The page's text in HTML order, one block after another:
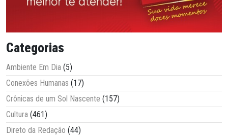
Categorias
Ambiente Em Dia (5)
Conexões Humanas (17)
Crônicas de um Sol Nascente (157)
Cultura (461)
Direto da Redação (44)